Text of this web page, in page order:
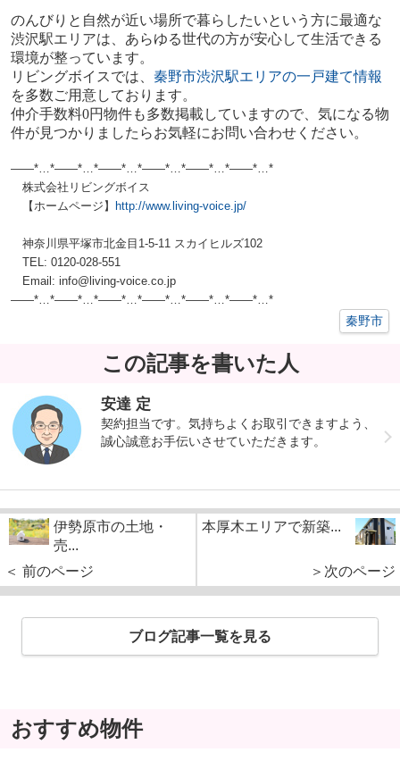
のんびりと自然が近い場所で暮らしたいという方に最適な
渋沢駅エリアは、あらゆる世代の方が安心して生活できる
環境が整っています。
リビングボイスでは、 秦野市渋沢駅エリアの一戸建て情報
を多数ご用意しております。
仲介手数料0円物件も多数掲載していますので、気になる物
件が見つかりましたらお気軽にお問い合わせください。
——*…*——*…*——*…*——*…*——*…*——*…*
株式会社リビングボイス
【ホームページ】
http://www.living-voice.jp/
神奈川県平塚市北金目1-5-11 スカイヒルズ102
TEL: 0120-028-551
Email: info@living-voice.co.jp
——*…*——*…*——*…*——*…*——*…*——*…*
秦野市
この記事を書いた人
安達 定
契約担当です。気持ちよくお取引できますよう、
誠心誠意お手伝いさせていただきます。
伊勢原市の土地・
売...
＜ 前のページ
本厚木エリアで新築...
＞次のページ
ブログ記事一覧を見る
おすすめ物件